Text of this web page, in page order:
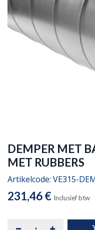
DEMPER MET
MET RUBBERS
Artikelcode: VE315-
231,46€ Inclusief btw